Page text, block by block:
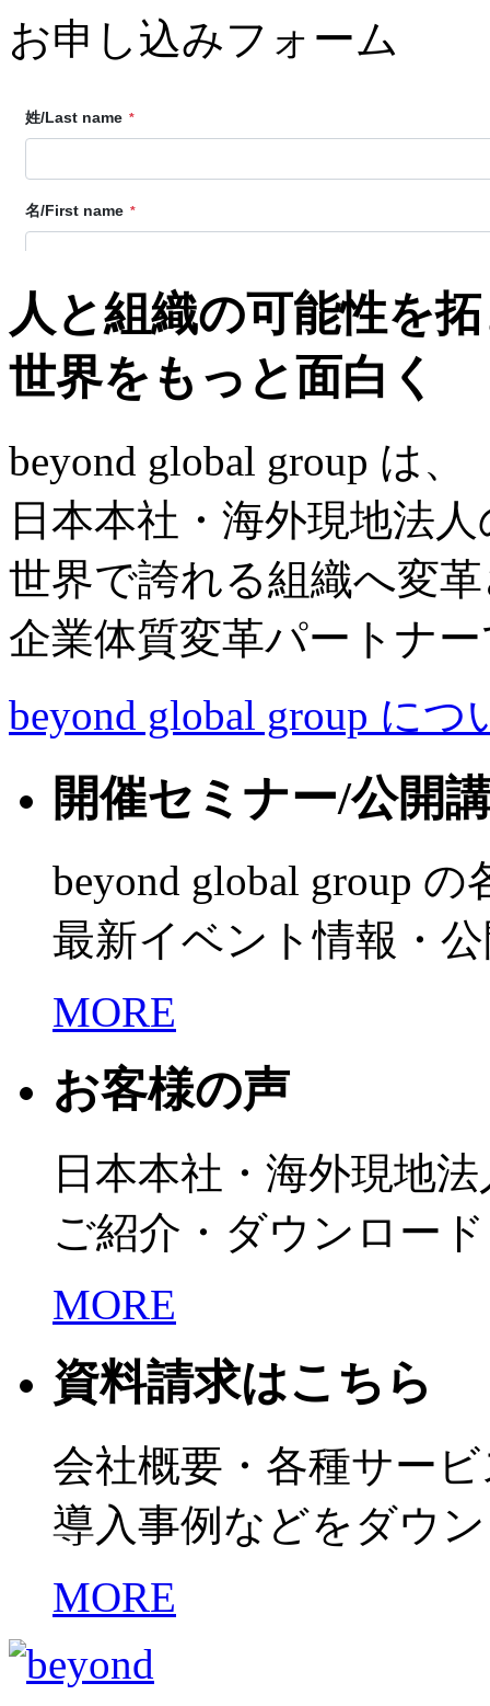
お申し込みフォーム
人と組織の可能性を
世界をもっと面白く
beyond global group は、
日本本社・海外現地法
世界で誇れる組織へ変
企業体質変革パートナ
beyond global group につ
開催セミナー/公開
beyond global group の
最新イベント情報・
MORE
お客様の声
日本本社・海外現地
ご紹介・ダウンロード
MORE
資料請求はこちら
会社概要・各種サー
導入事例などをダウ
MORE